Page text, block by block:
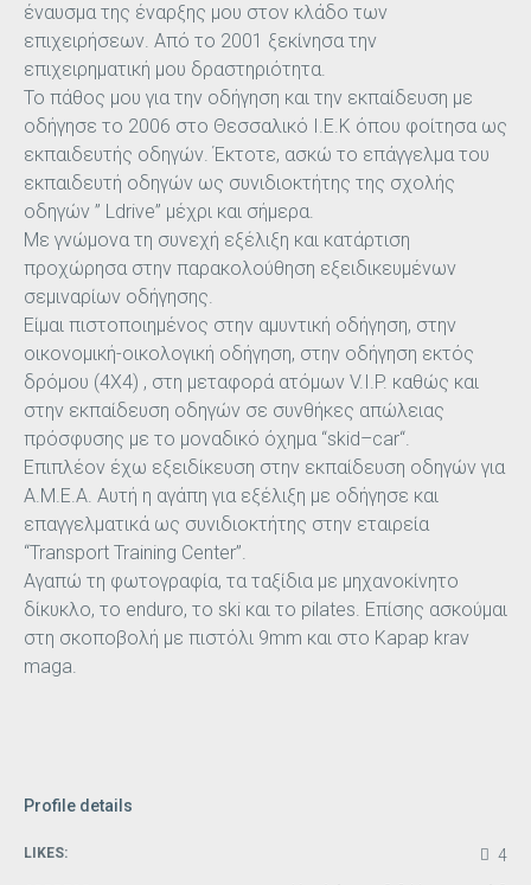
έναυσμα της έναρξης μου στον κλάδο των
επιχειρήσεων. Από το 2001 ξεκίνησα την
επιχειρηματική μου δραστηριότητα.
Το πάθος μου για την οδήγηση και την εκπαίδευση με
οδήγησε το 2006 στο Θεσσαλικό Ι.Ε.Κ όπου φοίτησα ως
εκπαιδευτής οδηγών. Έκτοτε, ασκώ το επάγγελμα του
εκπαιδευτή οδηγών ως συνιδιοκτήτης της σχολής
οδηγών ” Ldrive” μέχρι και σήμερα.
Με γνώμονα τη συνεχή εξέλιξη και κατάρτιση
προχώρησα στην παρακολούθηση εξειδικευμένων
σεμιναρίων οδήγησης.
Είμαι πιστοποιημένος στην αμυντική οδήγηση, στην
οικονομική-οικολογική οδήγηση, στην οδήγηση εκτός
δρόμου (4Χ4) , στη μεταφορά ατόμων V.I.P. καθώς και
στην εκπαίδευση οδηγών σε συνθήκες απώλειας
πρόσφυσης με το μοναδικό όχημα “skid–car“.
Επιπλέον έχω εξειδίκευση στην εκπαίδευση οδηγών για
Α.Μ.Ε.Α. Αυτή η αγάπη για εξέλιξη με οδήγησε και
επαγγελματικά ως συνιδιοκτήτης στην εταιρεία
“Transport Training Center”.
Αγαπώ τη φωτογραφία, τα ταξίδια με μηχανοκίνητο
δίκυκλο, το enduro, το ski και το pilates. Επίσης ασκούμαι
στη σκοποβολή με πιστόλι 9mm και στο Kapap krav
maga.
Profile details
LIKES: 4